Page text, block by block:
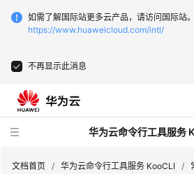
如需了解国际站更多云产品，请访问国际站。
https://www.huaweicloud.com/intl/
不再显示此消息
华为云命令行工具服务
文档首页 / 华为云命令行工具服务 KooCLI /